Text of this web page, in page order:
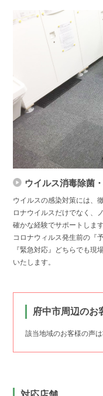
ウイルス消毒除菌
ウイルスの感染対策には、
ロナウイルスだけでなく、
確かな経験でサポートします
コロナウィルス発生前の『
『緊急対応』どちらでも現
いたします。
府中市周辺のお
該当地域のお客様の声は